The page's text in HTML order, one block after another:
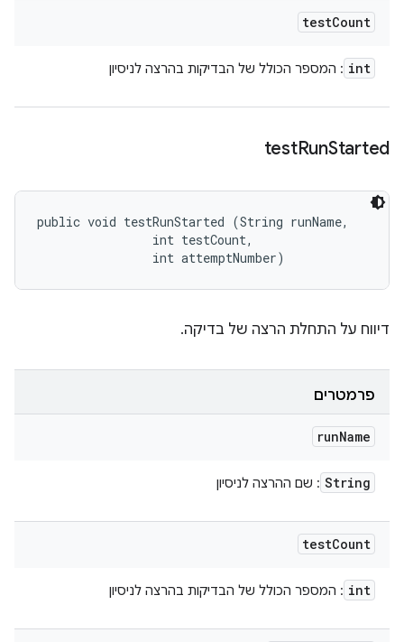
testCount
int : המספר הכולל של הבדיקות בהרצה לניסיון
testRunStarted
public void testRunStarted (String runName,
                int testCount,
                int attemptNumber)
דיווח על התחלת הרצה של בדיקה.
פרמטרים
runName
String : שם ההרצה לניסיון
testCount
int : המספר הכולל של הבדיקות בהרצה לניסיון